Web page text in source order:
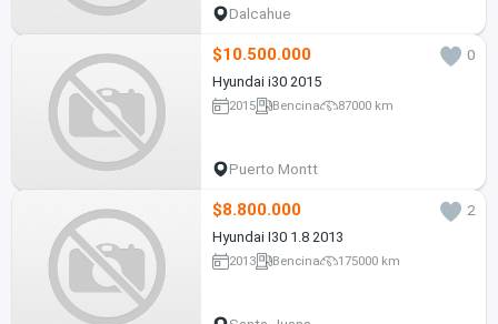
Dalcahue
$10.500.000
0
Hyundai i30 2015
2015 Bencina 87000 km
Puerto Montt
$8.800.000
2
Hyundai I30 1.8 2013
2013 Bencina 175000 km